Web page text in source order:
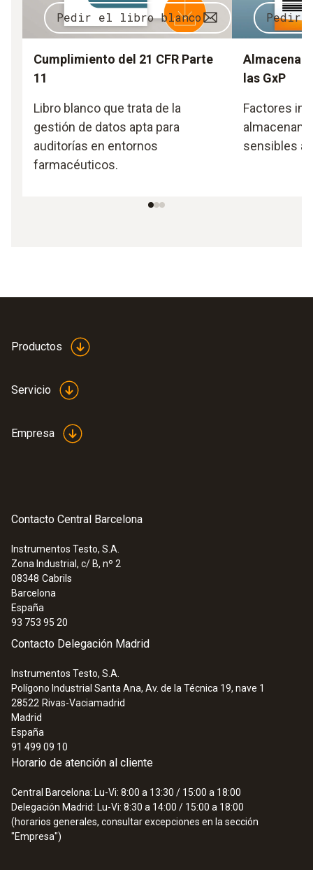
Pedir el libro blanco
Cumplimiento del 21 CFR Parte
11
Libro blanco que trata de la
gestión de datos apta para
auditorías en entornos
farmacéuticos.
Pedir
las GxP
Factores
sensibles a
Productos
Servicio
Empresa
Contacto Central Barcelona
Instrumentos Testo, S.A.
Zona Industrial, c/ B, nº 2
08348 Cabrils
Barcelona
España
93 753 95 20
Contacto Delegación Madrid
Instrumentos Testo, S.A.
Polígono Industrial Santa Ana, Av. de la Técnica 19, nave 1
28522 Rivas-Vaciamadrid
Madrid
España
91 499 09 10
Horario de atención al cliente
Central Barcelona: Lu-Vi: 8:00 a 13:30 / 15:00 a 18:00
Delegación Madrid: Lu-Vi: 8:30 a 14:00 / 15:00 a 18:00
(horarios generales, consultar excepciones en la sección
"Empresa")